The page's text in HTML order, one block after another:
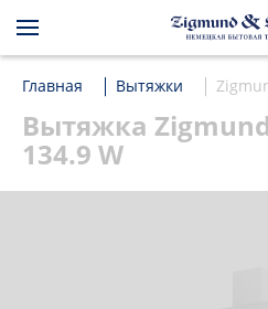
Главная Вытяжки
Вытяжка
134.9 W